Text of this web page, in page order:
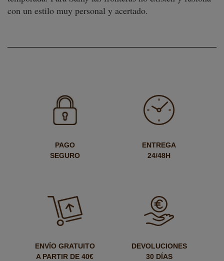
con un estilo muy personal y acertado.
PAGO
SEGURO
ENTREGA
24/48H
ENVÍO GRATUITO
A PARTIR DE 40€
DEVOLUCIONES
30 DÍAS